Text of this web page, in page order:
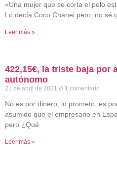
«Una mujer que se corta el pelo
Lo decía Coco Chanel pero, no sé
Leer más »
422,15€, la triste baja por
autónomo
21 de abril de 2021 1 comentario
No es por dinero, lo prometo, es
asumido que el empresario en
pero ¿Qué
Leer más »